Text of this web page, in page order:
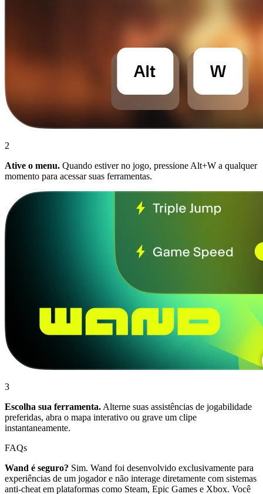
2
Ative o menu. Quando estiver no jogo, pressione Alt+W a qualquer
momento para acessar suas ferramentas.
3
Escolha sua ferramenta. Alterne suas assistências de jogabilidade
preferidas, abra o mapa interativo ou grave um clipe
instantaneamente.
FAQs
Wand é seguro? Sim. Wand foi desenvolvido exclusivamente para
experiências de um jogador e não interage diretamente com sistemas
anti-cheat em plataformas como Steam, Epic Games e Xbox. Você